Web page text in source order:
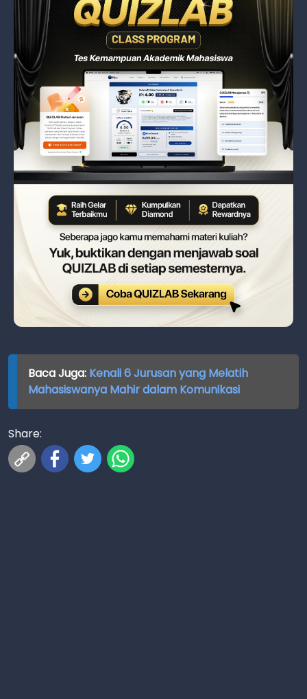
Baca Juga: Kenali 6 Jurusan yang Melatih
Mahasiswanya Mahir dalam Komunikasi
Share: